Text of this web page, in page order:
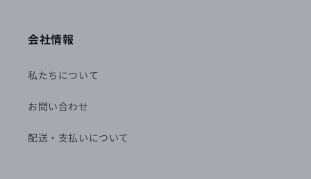
会社情報
私たちについて
お問い合わせ
配送・支払いについて